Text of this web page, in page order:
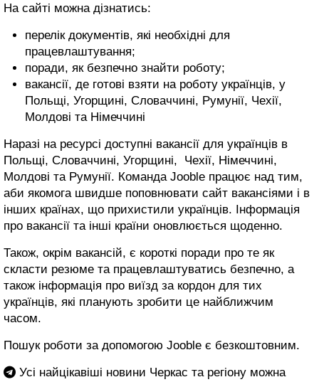
На сайті можна дізнатись:
перелік документів, які необхідні для
працевлаштування;
поради, як безпечно знайти роботу;
вакансії, де готові взяти на роботу українців, у
Польщі, Угорщині, Словаччині, Румунії, Чехії,
Молдові та Німеччині
Наразі на ресурсі доступні вакансії для українців в
Польщі, Словаччині, Угорщині, Чехії, Німеччині,
Молдові та Румунії. Команда Jooble працює над тим,
аби якомога швидше поповнювати сайт вакансіями і в
інших країнах, що прихистили українців. Інформація
про вакансії та інші країни оновлюється щоденно.
Також, окрім вакансій, є короткі поради про те як
скласти резюме та працевлаштуватись безпечно, а
також інформація про виїзд за кордон для тих
українців, які планують зробити це найближчим
часом.
Пошук роботи за допомогою Jooble є безкоштовним.
Усі найцікавіші новини Черкас та регіону можна